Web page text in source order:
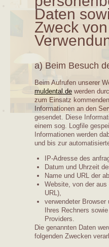
Daten
Zweck
a) Beim Besuch
Beim Aufrufen unserer
muldental.de werden
zum Einsatz
Informationen an den
gesendet. Diese
einem sog. Logfile
Informationen werden
und bis zur
IP-Adresse des
Datum und Uhrzeit
Name und URL der
Website, von der aus
URL),
verwendeter
Ihres Rechners
Providers.
Die genannten Daten
folgenden Zwecken